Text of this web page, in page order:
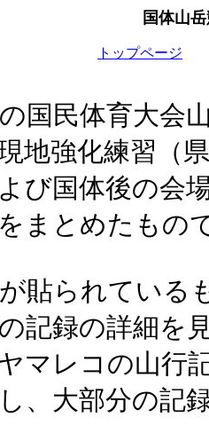
国体山
トップページ
国民体育大会
地強化練習（
び国体後の会
まとめたもの
貼られている
記録の詳細を
マレコの山行
し、大部分の記